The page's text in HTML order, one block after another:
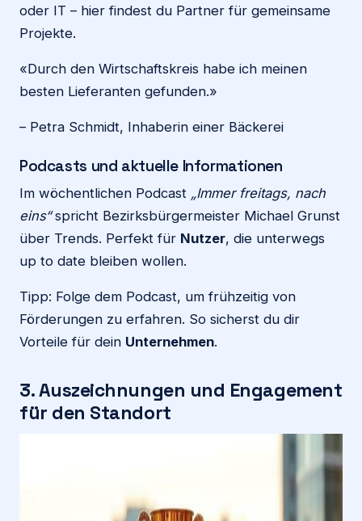
oder IT – hier findest du Partner für gemeinsame
Projekte.
«Durch den Wirtschaftskreis habe ich meinen
besten Lieferanten gefunden.»
– Petra Schmidt, Inhaberin einer Bäckerei
Podcasts und aktuelle Informationen
Im wöchentlichen Podcast „Immer freitags, nach
eins“spricht Bezirksbürgermeister Michael Grunst
über Trends. Perfekt für Nutzer, die unterwegs
up to date bleiben wollen.
Tipp: Folge dem Podcast, um frühzeitig von
Förderungen zu erfahren. So sicherst du dir
Vorteile für dein Unternehmen.
3. Auszeichnungen und Engagement
für den Standort